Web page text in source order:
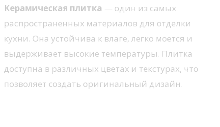
Керамическая плитка — один из самых
распространенных материалов для отделки
кухни. Она устойчива к влаге, легко моется и
выдерживает высокие температуры. Плитка
доступна в различных цветах и текстурах, что
позволяет создать оригинальный дизайн.